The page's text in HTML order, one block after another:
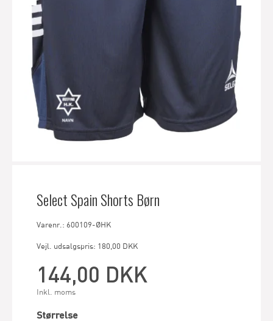
Select Spain Shorts Børn
Varenr.: 600109-ØHK
Vejl. udsalgspris: 180,00 DKK
144,00 DKK
Inkl. moms
Størrelse